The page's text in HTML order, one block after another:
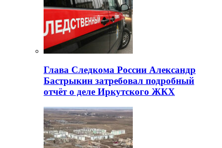
Глава Следкома России Александр
Бастрыкин затребовал подробный
отчёт о деле Иркутского ЖКХ